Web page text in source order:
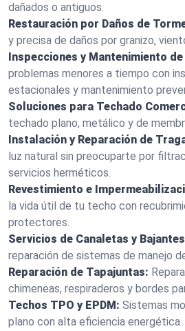
dañados o antiguos.
Restauración por Daños de
y precisa de daños por granizo,
Inspecciones y Mantenimiento
problemas menores a tiempo con
estacionales y mantenimiento
Soluciones para Techado
techado plano, metálico y de
Instalación y Reparación de
luz natural sin preocuparte por
servicios herméticos.
Revestimiento e
la vida útil de tu techo con
protectores.
Servicios de Canaletas y
reparación de sistemas de manejo
Reparación de Tapajuntas:
chimeneas, respiraderos y bordes
Techos TPO y EPDM: Sistemas
plano con alta eficiencia energética.